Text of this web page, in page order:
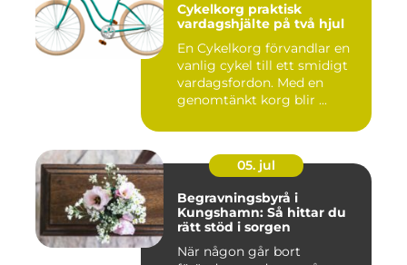
Cykelkorg praktisk
vardagshjälte på två hjul
En Cykelkorg förvandlar en
vanlig cykel till ett smidigt
vardagsfordon. Med en
genomtänkt korg blir ...
05. jul
Begravningsbyrå i
Kungshamn: Så hittar du
rätt stöd i sorgen
När någon går bort